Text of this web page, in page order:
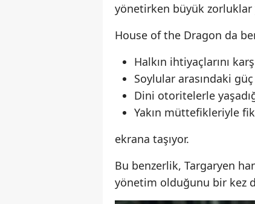
yönetirken büyük zorluklar
House of the Dragon da
Halkın ihtiyaçlarını
Soylular arasındaki
Dini otoritelerle
Yakın müttefikleriyle
ekrana taşıyor.
Bu benzerlik, Targaryen
yönetim olduğunu bir kez